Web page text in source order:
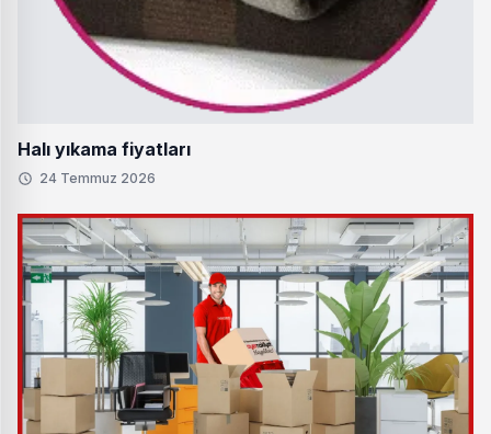
Halı yıkama fiyatları
24 Temmuz 2026